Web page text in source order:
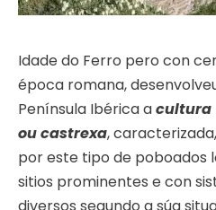
Idade do Ferro pero con
época romana,
Península Ibérica acultura
ou castrexa,
por este tipo de poboados
sitios prominentes e con